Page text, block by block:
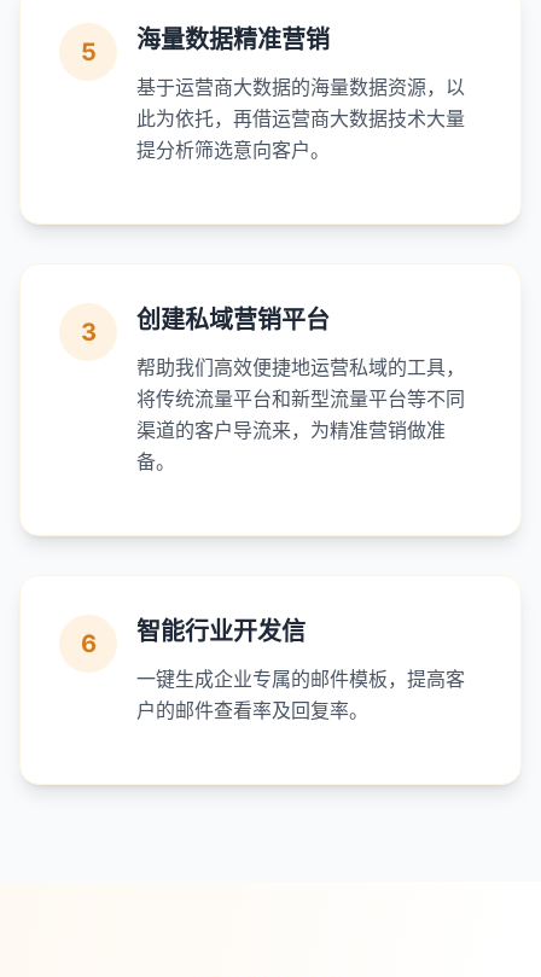
5 海量数据精准营销
基于运营商大数据的海量数据资源，以
此为依托，再借运营商大数据技术大量
提分析筛选意向客户。
3 创建私域营销平台
帮助我们高效便捷地运营私域的工具，
将传统流量平台和新型流量平台等不同
渠道的客户导流来，为精准营销做准
备。
6 智能行业开发信
一键生成企业专属的邮件模板，提高客
户的邮件查看率及回复率。